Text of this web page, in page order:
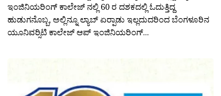
ಇಂಜಿನಿಯರಿಂಗ್ ಕಾಲೇಜ್ ನಲ್ಲಿ 60 ರ ದಶಕದಲ್ಲಿ ಓದುತ್ತಿದ್ದ
ಹುಡುಗನೊಬ್ಬ, ಅಲ್ಲಿನ್ನೂ ಲ್ಯಾಬ್ ಏರ‍್ಪಾಡು ಇಲ್ಲದುದರಿಂದ ಬೆಂಗಳೂರಿನ
ಯೂನಿವರ‍್ಸಿಟಿ ಕಾಲೇಜ್ ಆಪ್ ಇಂಜಿನಿಯರಿಂಗ್...